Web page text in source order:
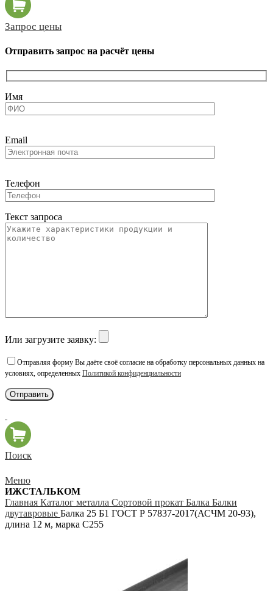
Запрос цены
Отправить запрос на расчёт цены
Имя
Email
Телефон
Текст запроса
Или загрузите заявку:
Отправляя форму Вы даёте своё согласие на обработку персональных данных на
условиях, определенных Политикой конфиденциальности
Поиск
Меню
ИЖСТАЛЬКОМ
Главная Каталог металла Сортовой прокат Балка Балки
двутавровые Балка 25 Б1 ГОСТ Р 57837-2017(АСЧМ 20-93),
длина 12 м, марка С255